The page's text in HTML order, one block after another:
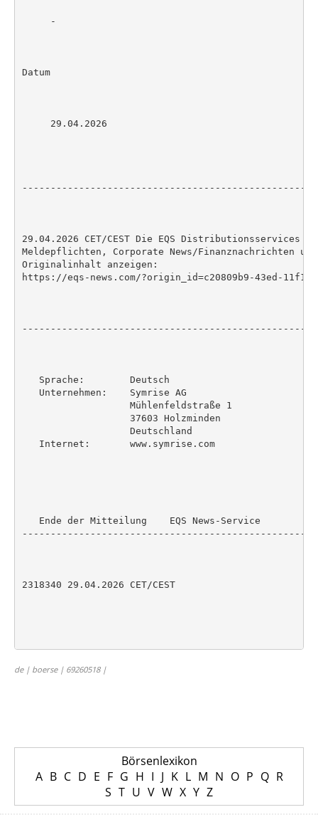
     -
Datum
     29.04.2026
29.04.2026 CET/CEST Die EQS Distributionsservices
Meldepflichten, Corporate News/Finanznachrichten
Originalinhalt anzeigen:
https://eqs-news.com/?origin_id=c20809b9-43ed-11f1-
   Sprache:        Deutsch
   Unternehmen:    Symrise AG
                   Mühlenfeldstraße 1
                   37603 Holzminden
                   Deutschland
   Internet:       www.symrise.com
   Ende der Mitteilung    EQS News-Service
2318340 29.04.2026 CET/CEST
de | boerse | 69260518 |
Börsenlexikon
A B C D E F G H I J K L M N O P Q R
S T U V W X Y Z